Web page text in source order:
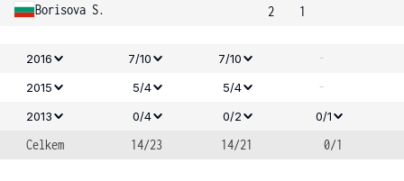
Borisova S.
2
1
2016 7/10 7/10 -
2015 5/4 5/4 -
2013 0/4 0/2 0/1
Celkem 14/23 14/21 0/1